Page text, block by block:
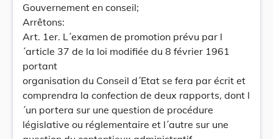
Gouvernement en conseil;
Arrêtons:
Art. 1er. L´examen de promotion prévu par l
´article 37 de la loi modifiée du 8 février 1961
portant
organisation du Conseil d´Etat se fera par écrit et
comprendra la confection de deux rapports, dont l
´un portera sur une question de procédure
législative ou réglementaire et l´autre sur une